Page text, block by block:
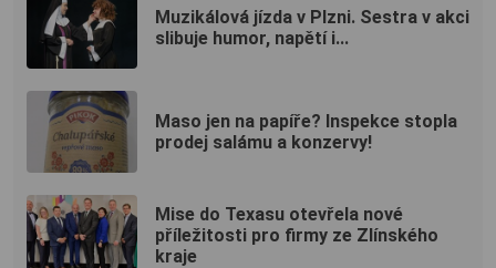
Muzikálová jízda v Plzni. Sestra v akci
slibuje humor, napětí i...
Maso jen na papíře? Inspekce stopla
prodej salámu a konzervy!
Mise do Texasu otevřela nové
příležitosti pro firmy ze Zlínského
kraje